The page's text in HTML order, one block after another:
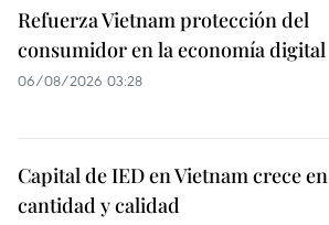
Refuerza Vietnam protección del
consumidor en la economía digital
06/08/2026 03:28
Capital de IED en Vietnam crece en
cantidad y calidad